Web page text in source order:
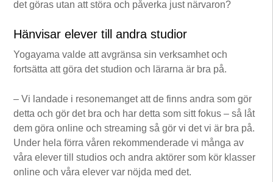
det göras utan att störa och påverka just närvaron?
Hänvisar elever till andra studior
Yogayama valde att avgränsa sin verksamhet och
fortsätta att göra det studion och lärarna är bra på.
– Vi landade i resonemanget att de finns andra som gör
detta och gör det bra och har detta som sitt fokus – så låt
dem göra online och streaming så gör vi det vi är bra på.
Under hela förra våren rekommenderade vi många av
våra elever till studios och andra aktörer som kör klasser
online och våra elever var nöjda med det.